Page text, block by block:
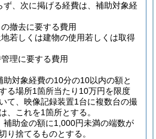
ず、次に掲げる経費は、補助対象経
撤去に要する費用
若しくは建物の使用若しくは取得
理に要する費用
助対象経費の10分の10以内の額と
る場所1箇所当たり10万円を限度
て、映像記録装置1台に複数台の撮
、これを1箇所とする。
補助金の額に1,000円未満の端数が
り捨てるものとする。